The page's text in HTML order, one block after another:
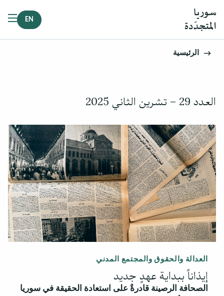
EN
الرئيسية
العدد 29 – تشرين الثاني 2025
العدالة والحقوق والمجتمع المدني
إيذاناً ببداية عهدٍ جديد
الصحافة الرصينة قادرةٌ على استعادة الحقيقة في سوريا